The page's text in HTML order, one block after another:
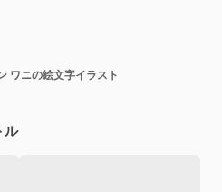
ワニの絵文字イラスト
ル